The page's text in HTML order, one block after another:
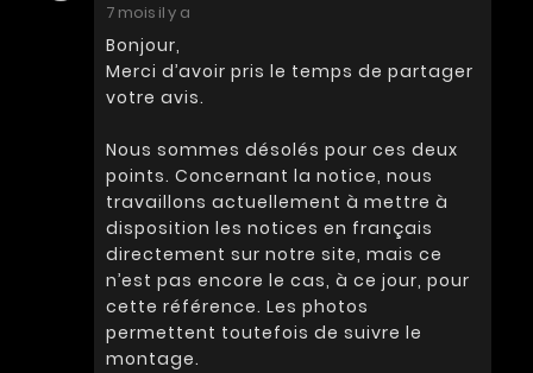
7 mois il y a
Bonjour,
Merci d’avoir pris le temps de partager
votre avis.
Nous sommes désolés pour ces deux
points. Concernant la notice, nous
travaillons actuellement à mettre à
disposition les notices en français
directement sur notre site, mais ce
n’est pas encore le cas, à ce jour, pour
cette référence. Les photos
permettent toutefois de suivre le
montage.